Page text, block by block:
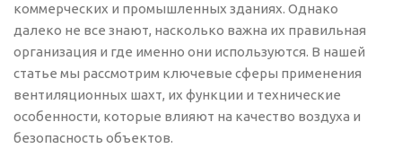
коммерческих и промышленных зданиях. Однако
далеко не все знают, насколько важна их правильная
организация и где именно они используются. В нашей
статье мы рассмотрим ключевые сферы применения
вентиляционных шахт, их функции и технические
особенности, которые влияют на качество воздуха и
безопасность объектов.